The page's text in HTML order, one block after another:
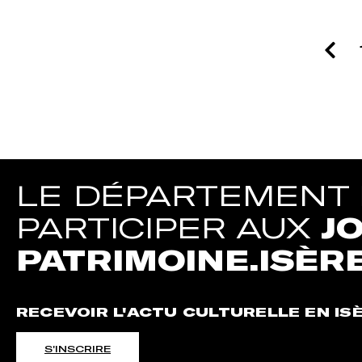
LE DÉPARTEMENT
PARTICIPER AUX
RECEVOIR L'ACTU CULTURELLE EN
S'INSCRIRE